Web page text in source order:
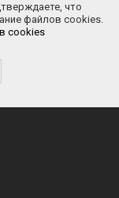
что
файлов cookies.
cookies